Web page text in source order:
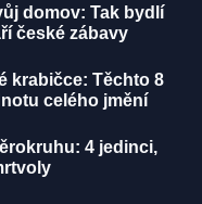
domov: Tak bydlí
české zábavy
krabičce: Těchto 8
celého jmění
4 jedinci,